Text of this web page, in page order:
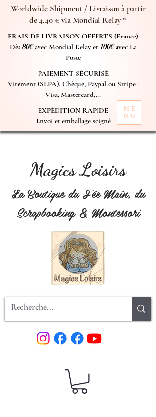
Worldwide Shipment / Livraison à partir
de 4,40 € via Mondial Relay *
FRAIS DE LIVRAISON OFFERTS (France)
Dès 80€avec Mondial Relay et 100€avec La
Poste
PAIEMENT SÉCURISÉ
Virement (SEPA), Chèque, Paypal ou Stripe :
Visa, Mastercard,...
EXPÉDITION RAPIDE
Envoi et emballage soigné
ME
NU
Magics Loisirs
La Boutique du Fée Main, du
Scrapbooking & Montessori